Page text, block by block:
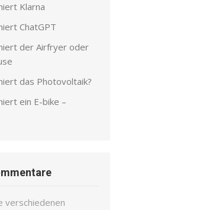
Klarna
ChatGPT
der Airfryer oder
das Photovoltaik?
ein E-bike –
verschiedenen